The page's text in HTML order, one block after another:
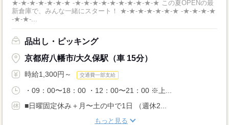
★-★-★-★-★-★-★ -★-★-★-★-★-★-★-★-★-★ この夏OPENの最
新倉庫で、みんな一緒にスタート！ ★-★-★-★-★-★-★ -★-★-★-★
-★-★-...
品出し・ピッキング
京都府八幡市/大久保駅（車 15分）
時給1,300円～ 交通費一部支給
・09：00〜18：00 ・12：00〜21：00 ※上...
■日曜固定休み＋月〜土の中で1日 （週休2...
もっと見る